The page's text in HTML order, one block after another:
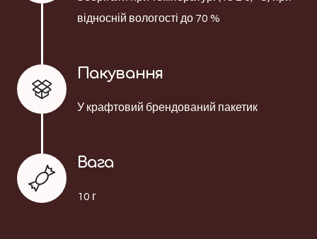
відносній вологості до 70 %
Пакування
У крафтовий брендований пакетик
Вага
10 г